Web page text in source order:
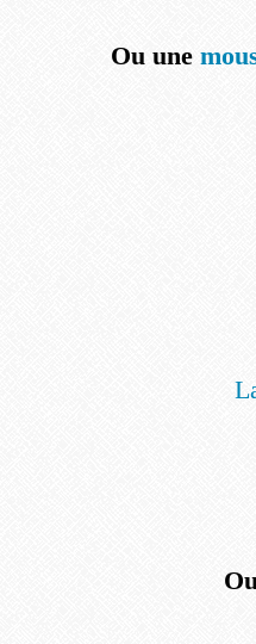
Ou une